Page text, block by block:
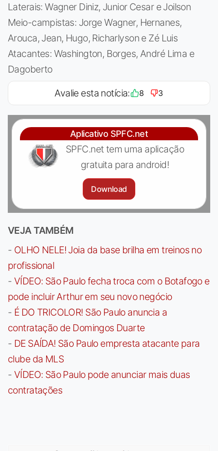
Laterais: Wagner Diniz, Junior Cesar e Joilson
Meio-campistas: Jorge Wagner, Hernanes,
Arouca, Jean, Hugo, Richarlyson e Zé Luis
Atacantes: Washington, Borges, André Lima e
Dagoberto
Avalie esta notícia: 8 3
Aplicativo SPFC.net
SPFC.net tem uma aplicação
gratuita para android!
Download
VEJA TAMBÉM
- OLHO NELE! Joia da base brilha em treinos no
profissional
- VÍDEO: São Paulo fecha troca com o Botafogo e
pode incluir Arthur em seu novo negócio
- É DO TRICOLOR! São Paulo anuncia a
contratação de Domingos Duarte
- DE SAÍDA! São Paulo empresta atacante para
clube da MLS
- VÍDEO: São Paulo pode anunciar mais duas
contratações